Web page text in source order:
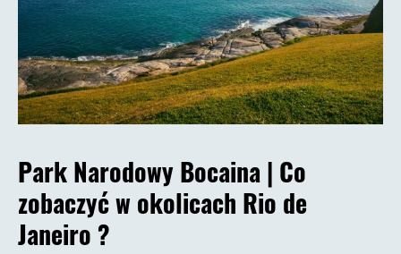
Park Narodowy Bocaina | Co
zobaczyć w okolicach Rio de
Janeiro ?